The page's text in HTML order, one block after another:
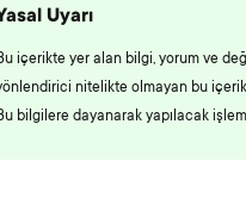
Uyarı
içerikte yer alan bilgi, yorum ve
nitelikte olmayan bu
bilgilere dayanarak yapılacak